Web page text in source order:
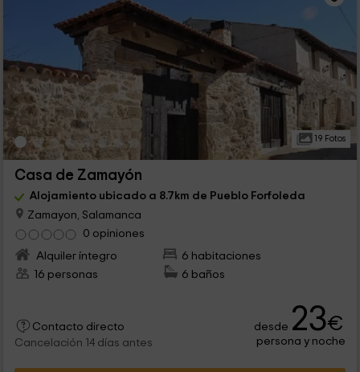
19 Fotos
Casa de Zamayón
Alojamiento ubicado a 8.7km de Pueblo Forfoleda
Zamayon, Salamanca
0 opiniones
Alquiler íntegro
6 habitaciones
16 personas
6 baños
Contacto directo
Cancelación 14 días antes
desde 23€
persona y noche